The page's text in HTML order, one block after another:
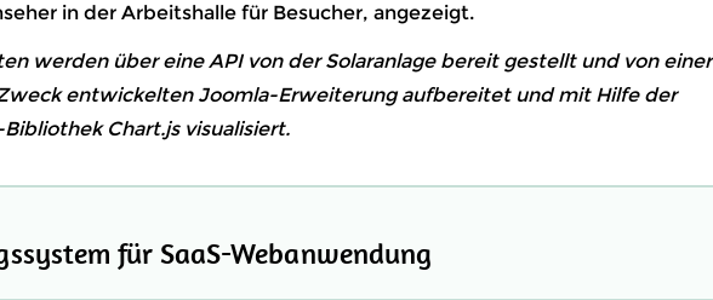
in der Arbeitshalle für Besucher, angezeigt.
werden über eine API von der Solaranlage bereit gestellt und von einer
entwickelten Joomla-Erweiterung aufbereitet und mit Hilfe der
Chart.js visualisiert.
für SaaS-Webanwendung